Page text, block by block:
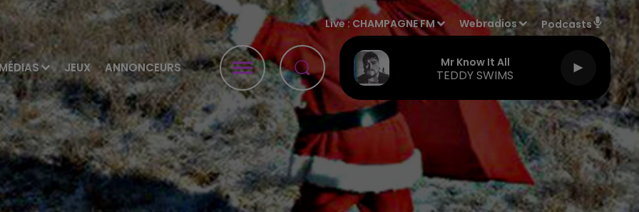
JEUX ANNONCEURS
Live : CHAMPAGNE FM Webradios Podcasts
Mr Know It All
TEDDY SWIMS